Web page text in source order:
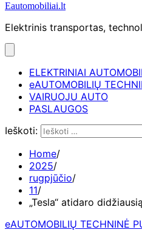
Eautomobiliai.lt
Elektrinis transportas,
ELEKTRINIAI
eAUTOMOBILIŲ
VAIRUOJU AUTO
PASLAUGOS
Ieškoti:
Home
2025
rugpjūčio
11
„Tesla“ atidaro
eAUTOMOBILIŲ TECHNINĖ